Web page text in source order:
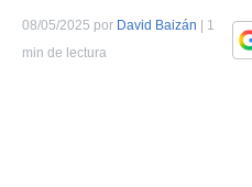
08/05/2025 por David Baizán | 1
min de lectura